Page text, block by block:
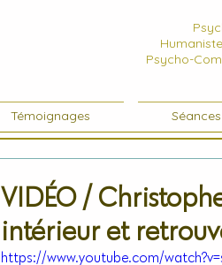
Psycho-
Témoignages Séances
VIDÉO /
intérieur et
https://www.youtube.com/